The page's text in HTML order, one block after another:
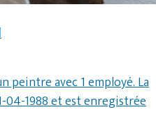
peintre avec 1 employé. La
1988 et est enregistrée